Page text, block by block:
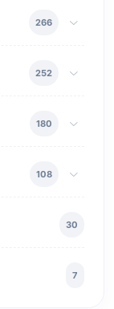
266
252
180
108
30
7